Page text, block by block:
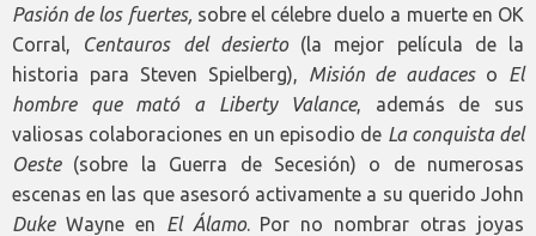
Pasión de los fuertes, sobre el célebre duelo a muerte en OK
Corral, Centauros del desierto(la mejor película de la
historia para Steven Spielberg), Misión de audaceso El
hombre que mató a Liberty Valance, además de sus
valiosas colaboraciones en un episodio de La conquista del
Oeste (sobre la Guerra de Secesión) o de numerosas
escenas en las que asesoró activamente a su querido John
Duke Wayne en El Álamo. Por no nombrar otras joyas